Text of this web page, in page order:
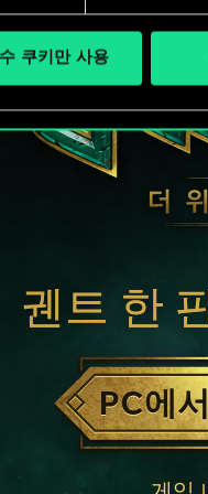
쿠키만 사용
궨트 한
PC에